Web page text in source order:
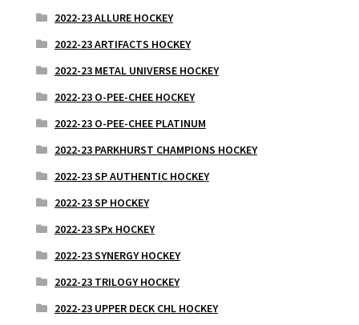
2022-23 ALLURE HOCKEY
2022-23 ARTIFACTS HOCKEY
2022-23 METAL UNIVERSE HOCKEY
2022-23 O-PEE-CHEE HOCKEY
2022-23 O-PEE-CHEE PLATINUM
2022-23 PARKHURST CHAMPIONS HOCKEY
2022-23 SP AUTHENTIC HOCKEY
2022-23 SP HOCKEY
2022-23 SPx HOCKEY
2022-23 SYNERGY HOCKEY
2022-23 TRILOGY HOCKEY
2022-23 UPPER DECK CHL HOCKEY